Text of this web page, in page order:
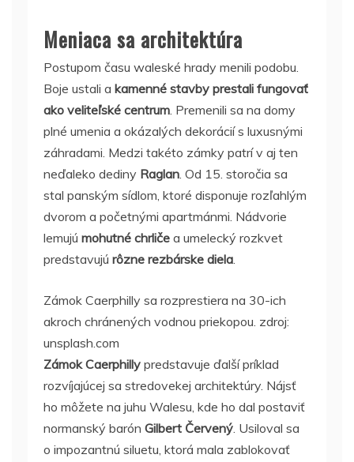
Meniaca sa architektúra
Postupom času waleské hrady menili podobu.
Boje ustali a kamenné stavby prestali fungovať
ako veliteľské centrum. Premenili sa na domy
plné umenia a okázalých dekorácií s luxusnými
záhradami. Medzi takéto zámky patrí v aj ten
neďaleko dediny Raglan. Od 15. storočia sa
stal panským sídlom, ktoré disponuje rozľahlým
dvorom a početnými apartmánmi. Nádvorie
lemujú mohutné chrliče a umelecký rozkvet
predstavujú rôzne rezbárske diela.
Zámok Caerphilly sa rozprestiera na 30-ich
akroch chránených vodnou priekopou. zdroj:
unsplash.com
Zámok Caerphilly predstavuje ďalší príklad
rozvíjajúcej sa stredovekej architektúry. Nájsť
ho môžete na juhu Walesu, kde ho dal postaviť
normanský barón Gilbert Červený. Usiloval sa
o impozantnú siluetu, ktorá mala zablokovať